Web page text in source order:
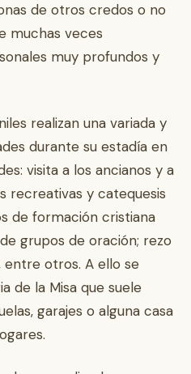
de otros credos o no
muchas veces
muy profundos y
realizan una variada y
durante su estadía en
visita a los ancianos y a
recreativas y catequesis
de formación cristiana
grupos de oración; rezo
entre otros. A ello se
de la Misa que suele
garajes o alguna casa